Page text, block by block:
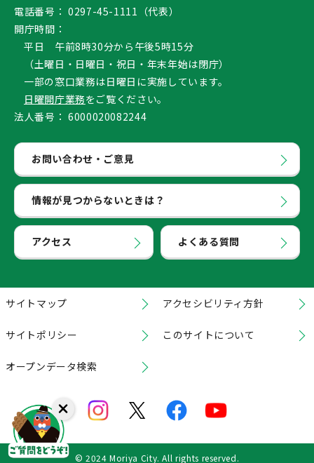
電話番号： 0297-45-1111（代表）
開庁時間：
平日 午前8時30分から午後5時15分
（土曜日・日曜日・祝日・年末年始は閉庁）
一部の窓口業務は日曜日に実施しています。
日曜開庁業務をご覧ください。
法人番号： 6000020082244
お問い合わせ・ご意見
情報が見つからないときは？
アクセス よくある質問
サイトマップ アクセシビリティ方針
サイトポリシー このサイトについて
オープンデータ検索
© 2024 Moriya City. All rights reserved.